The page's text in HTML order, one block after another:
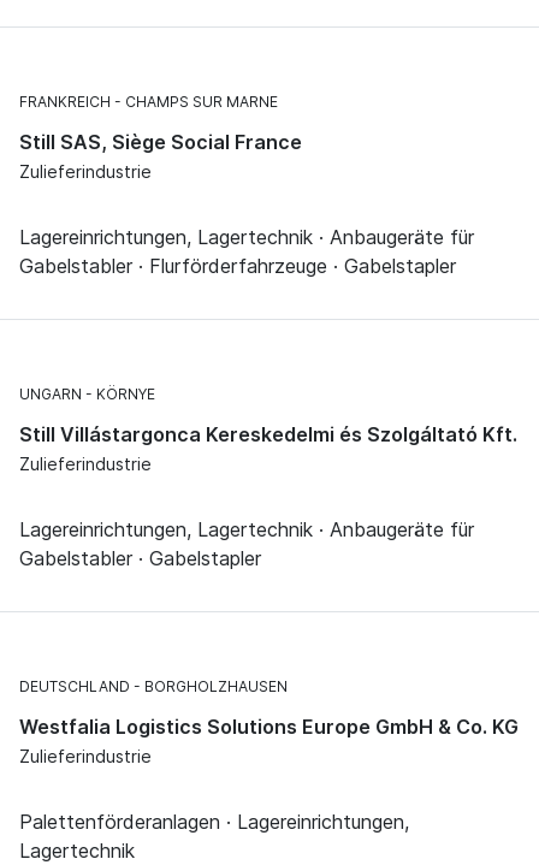
FRANKREICH CHAMPS SUR MARNE
Still SAS, Siège Social France
Zulieferindustrie
Lagereinrichtungen, Lagertechnik · Anbaugeräte für
Gabelstabler · Flurförderfahrzeuge · Gabelstapler
UNGARN KÖRNYE
Still Villástargonca Kereskedelmi és Szolgáltató Kft.
Zulieferindustrie
Lagereinrichtungen, Lagertechnik · Anbaugeräte für
Gabelstabler · Gabelstapler
DEUTSCHLAND BORGHOLZHAUSEN
Westfalia Logistics Solutions Europe GmbH & Co. KG
Zulieferindustrie
Palettenförderanlagen · Lagereinrichtungen,
Lagertechnik